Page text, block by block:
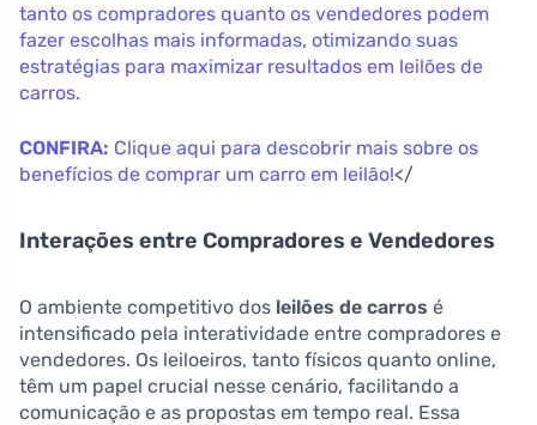
tanto os compradores quanto os vendedores podem
fazer escolhas mais informadas, otimizando suas
estratégias para maximizar resultados em leilões de
carros.
CONFIRA: Clique aqui para descobrir mais sobre os
benefícios de comprar um carro em leilão!</
Interações entre Compradores e Vendedores
O ambiente competitivo dos leilões de carros é
intensificado pela interatividade entre compradores e
vendedores. Os leiloeiros, tanto físicos quanto online,
têm um papel crucial nesse cenário, facilitando a
comunicação e as propostas em tempo real. Essa